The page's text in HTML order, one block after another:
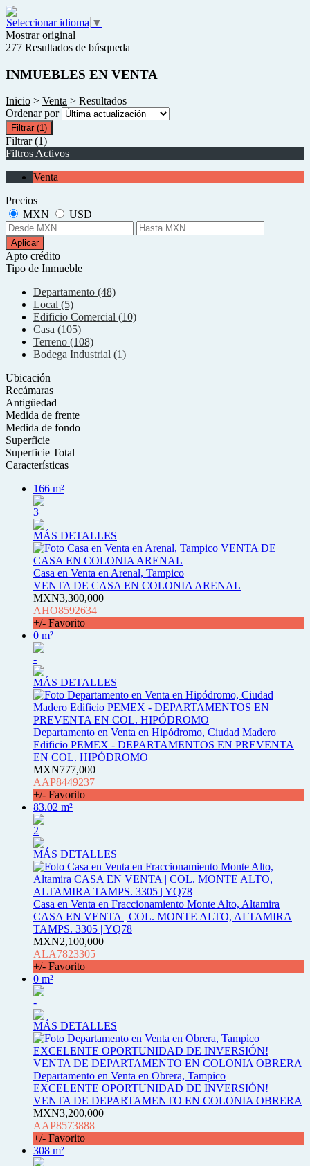
Seleccionar idioma ▼
Mostrar original
277 Resultados de búsqueda
INMUEBLES EN VENTA
Inicio > Venta > Resultados
Ordenar por
Filtrar (1)
Filtrar (1)
Filtros Activos
Venta
Precios
MXN
USD
Aplicar
Apto crédito
Tipo de Inmueble
Departamento (48)
Local (5)
Edificio Comercial (10)
Casa (105)
Terreno (108)
Bodega Industrial (1)
Ubicación
Recámaras
Antigüedad
Medida de frente
Medida de fondo
Superficie
Superficie Total
Características
166 m²
3
MÁS DETALLES
Casa en Venta en Arenal, Tampico
VENTA DE CASA EN COLONIA ARENAL
MXN3,300,000
AHO8592634
+/- Favorito
0 m²
-
MÁS DETALLES
Departamento en Venta en Hipódromo, Ciudad Madero
Edificio PEMEX - DEPARTAMENTOS EN PREVENTA
EN COL. HIPÓDROMO
MXN777,000
AAP8449237
+/- Favorito
83.02 m²
2
MÁS DETALLES
Casa en Venta en Fraccionamiento Monte Alto, Altamira
CASA EN VENTA | COL. MONTE ALTO, ALTAMIRA
TAMPS. 3305 | YQ78
MXN2,100,000
ALA7823305
+/- Favorito
0 m²
-
MÁS DETALLES
Departamento en Venta en Obrera, Tampico
EXCELENTE OPORTUNIDAD DE INVERSIÓN!
VENTA DE DEPARTAMENTO EN COLONIA OBRERA
MXN3,200,000
AAP8573888
+/- Favorito
308 m²